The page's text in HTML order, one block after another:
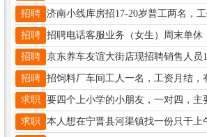
招聘
招聘
招聘
招聘
求职
求职